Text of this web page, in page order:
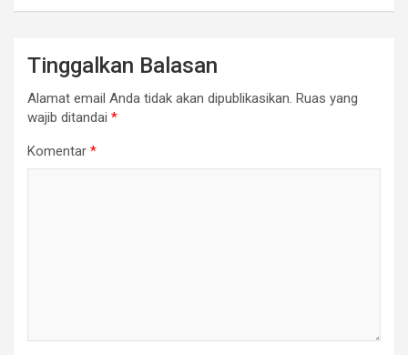
Tinggalkan Balasan
Alamat email Anda tidak akan dipublikasikan. Ruas yang
wajib ditandai *
Komentar *